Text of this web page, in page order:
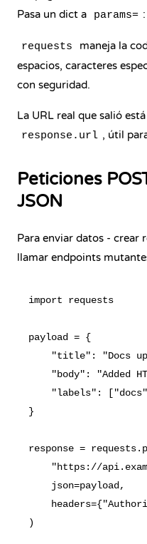
Pasa un dict a
params= :
requests
maneja la
espacios, caracteres
con seguridad.
La URL real que salió
response.url , útil
Peticiones
JSON
Para enviar datos - crear
llamar endpoints
import requests
payload = {
"title": "Docs
"body": "Added
"labels":
}
response =
"https://
    json=payload,
)